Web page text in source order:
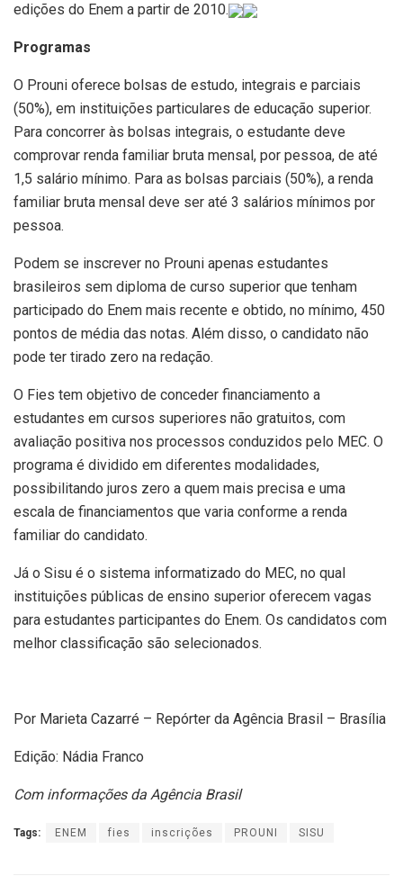
edições do Enem a partir de 2010.
Programas
O Prouni oferece bolsas de estudo, integrais e parciais
(50%), em instituições particulares de educação superior.
Para concorrer às bolsas integrais, o estudante deve
comprovar renda familiar bruta mensal, por pessoa, de até
1,5 salário mínimo. Para as bolsas parciais (50%), a renda
familiar bruta mensal deve ser até 3 salários mínimos por
pessoa.
Podem se inscrever no Prouni apenas estudantes
brasileiros sem diploma de curso superior que tenham
participado do Enem mais recente e obtido, no mínimo, 450
pontos de média das notas. Além disso, o candidato não
pode ter tirado zero na redação.
O Fies tem objetivo de conceder financiamento a
estudantes em cursos superiores não gratuitos, com
avaliação positiva nos processos conduzidos pelo MEC. O
programa é dividido em diferentes modalidades,
possibilitando juros zero a quem mais precisa e uma
escala de financiamentos que varia conforme a renda
familiar do candidato.
Já o Sisu é o sistema informatizado do MEC, no qual
instituições públicas de ensino superior oferecem vagas
para estudantes participantes do Enem. Os candidatos com
melhor classificação são selecionados.
Por Marieta Cazarré – Repórter da Agência Brasil – Brasília
Edição: Nádia Franco
Com informações da Agência Brasil
Tags: ENEM fies inscrições PROUNI SISU